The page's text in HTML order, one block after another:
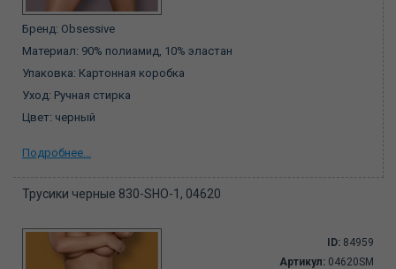
Бренд: Obsessive
Материал: 90% полиамид, 10% эластан
Упаковка: Картонная коробка
Уход: Ручная стирка
Цвет: черный
Подробнее...
Трусики черные 830-SHO-1, 04620
ID: 84959
Артикул: 04620SM